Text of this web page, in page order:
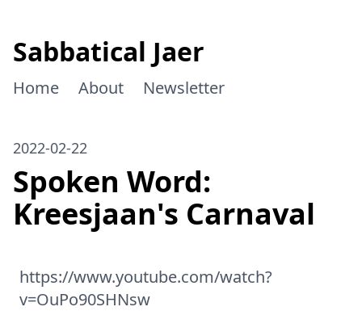
Sabbatical Jaer
Home About Newsletter
2022-02-22
Spoken Word:
Kreesjaan's Carnaval
https://www.youtube.com/watch?
v=OuPo90SHNsw